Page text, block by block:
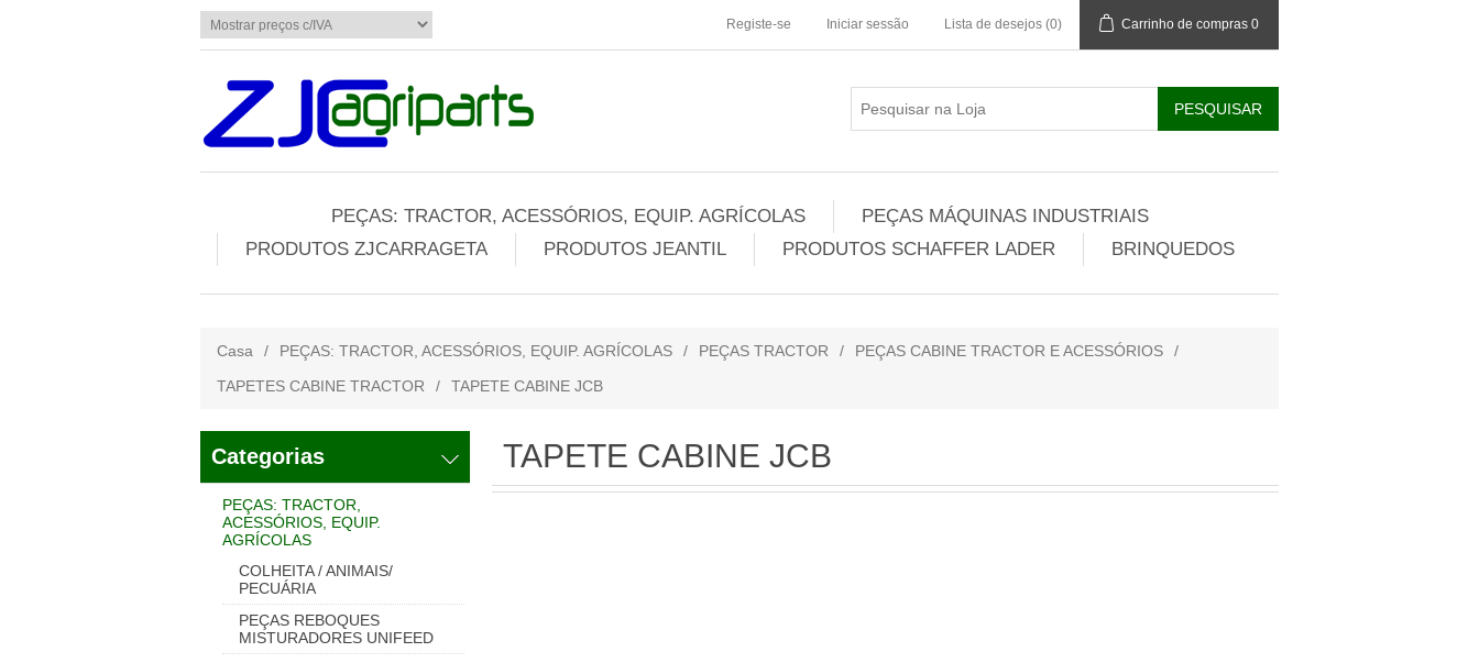
Registe-se Iniciar sessão Lista de desejos (0) Carrinho de compras 0
PEÇAS: TRACTOR, ACESSÓRIOS, EQUIP. AGRÍCOLAS
PEÇAS MÁQUINAS INDUSTRIAIS
PRODUTOS ZJCARRAGETA
PRODUTOS JEANTIL PRODUTOS SCHAFFER LADER BRINQUEDOS
Casa / PEÇAS: TRACTOR, ACESSÓRIOS, EQUIP. AGRÍCOLAS / PEÇAS TRACTOR / PEÇAS CABINE TRACTOR E ACESSÓRIOS
/
TAPETES CABINE TRACTOR
/ TAPETE CABINE JCB
Categorias
PEÇAS: TRACTOR,
ACESSÓRIOS, EQUIP.
AGRÍCOLAS
COLHEITA / ANIMAIS/
PECUÁRIA
PEÇAS REBOQUES
MISTURADORES UNIFEED
TAPETE CABINE JCB